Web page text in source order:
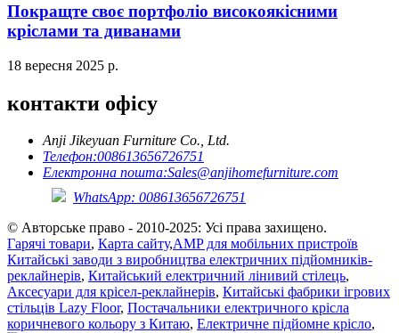
Покращте своє портфоліо високоякісними
кріслами та диванами
18 вересня 2025 р.
контакти офісу
Anji Jikeyuan Furniture Co., Ltd.
Телефон:008613656726751
Електронна пошта:Sales@anjihomefurniture.com
WhatsApp: 008613656726751
© Авторське право - 2010-2025: Усі права захищено.
Гарячі товари, Карта сайту,AMP для мобільних пристроїв
Китайські заводи з виробництва електричних підйомників-
реклайнерів, Китайський електричний лінивий стілець,
Аксесуари для крісел-реклайнерів, Китайські фабрики ігрових
стільців Lazy Floor, Постачальники електричного крісла
коричневого кольору з Китаю, Електричне підйомне крісло,